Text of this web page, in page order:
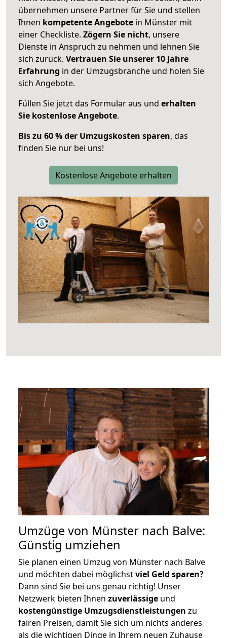
übernehmen unsere Partner für Sie und stellen
Ihnen kompetente Angebote in Münster mit
einer Checkliste. Zögern Sie nicht, unsere
Dienste in Anspruch zu nehmen und lehnen Sie
sich zurück. Vertrauen Sie unserer 10 Jahre
Erfahrung in der Umzugsbranche und holen Sie
sich Angebote.
Füllen Sie jetzt das Formular aus und erhalten
Sie kostenlose Angebote.
Bis zu 60 % der Umzugskosten sparen, das
finden Sie nur bei uns!
Kostenlose Angebote erhalten
Umzüge von Münster nach Balve:
Günstig umziehen
Sie planen einen Umzug von Münster nach Balve
und möchten dabei möglichstviel Geld sparen?
Dann sind Sie bei uns genau richtig! Unser
Netzwerk bieten Ihnen zuverlässige und
kostengünstige Umzugsdienstleistungen zu
fairen Preisen, damit Sie sich um nichts anderes
als die wichtigen Dinge in Ihrem neuen Zuhause